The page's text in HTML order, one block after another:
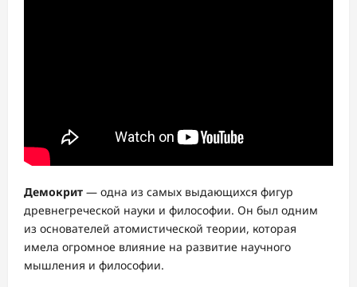
Демокрит — одна из самых выдающихся фигур
древнегреческой науки и философии. Он был одним
из основателей атомистической теории, которая
имела огромное влияние на развитие научного
мышления и философии.